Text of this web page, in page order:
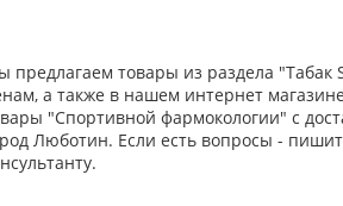
предлагаем товары из раздела
а также в нашем интернет
"Спортивной фармокологии" с
Люботин. Если есть вопросы -